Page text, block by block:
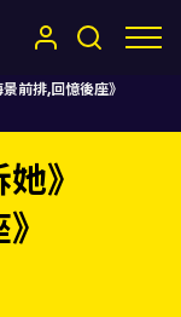
前排,回憶後座》
》